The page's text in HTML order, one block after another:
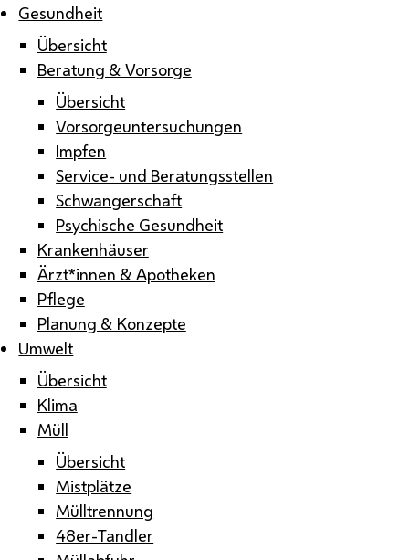
Gesundheit
Übersicht
Beratung & Vorsorge
Übersicht
Vorsorgeuntersuchungen
Impfen
Service- und Beratungsstellen
Schwangerschaft
Psychische Gesundheit
Krankenhäuser
Ärzt*innen & Apotheken
Pflege
Planung & Konzepte
Umwelt
Übersicht
Klima
Müll
Übersicht
Mistplätze
Mülltrennung
48er-Tandler